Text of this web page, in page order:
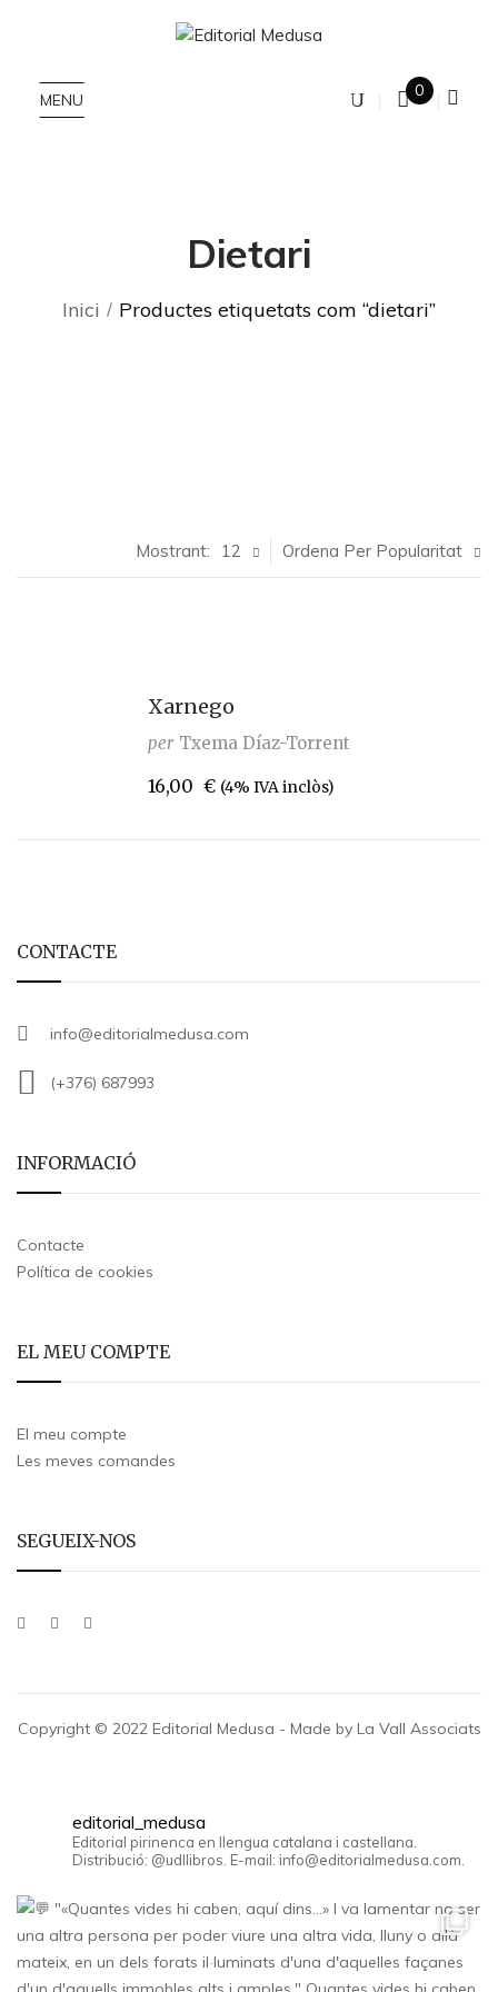
MENU 0
Dietari
Inici Productes etiquetats com “dietari”
Ordena Per Popularitat
Mostrant: 12
Xarnego
per Txema Díaz-Torrent
16,00 € (4% IVA inclòs)
CONTACTE
info@editorialmedusa.com
(+376) 687993
INFORMACIÓ
Contacte
Política de cookies
EL MEU COMPTE
El meu compte
Les meves comandes
SEGUEIX-NOS
Copyright © 2022 Editorial Medusa - Made by La Vall Associats
editorial_medusa
Editorial pirinenca en llengua catalana i castellana.
Distribució: @udllibros. E-mail: info@editorialmedusa.com.